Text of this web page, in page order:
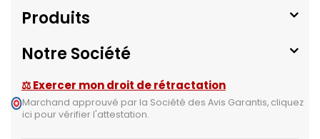
Produits
Notre Société
⚖ Exercer mon droit de rétractation
Marchand approuvé par la Société des Avis Garantis, cliquez
ici pour vérifier l'attestation.